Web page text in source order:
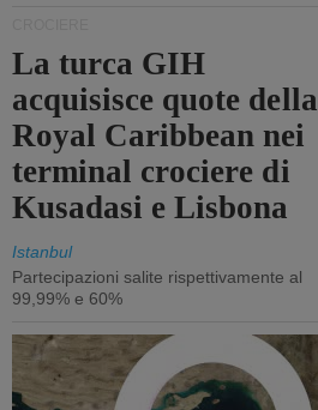
La turca GIH
acquisisce quote della
Royal Caribbean nei
terminal crociere di
Kusadasi e Lisbona
Istanbul
Partecipazioni salite rispettivamente al
99,99% e 60%